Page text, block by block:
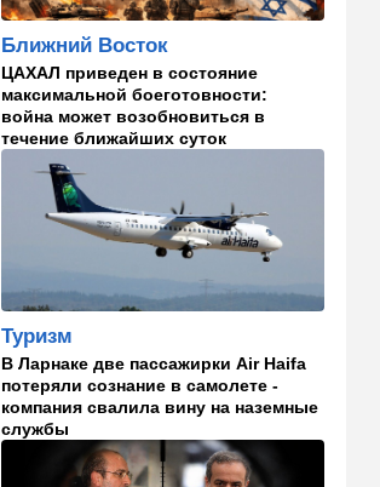
И грянул Грэм: Сенат США
одобрил ужесточение
санкций против России и
Ирана
22:33 Транспорт
Почему Израиль до сих пор
не решил проблему пробок,
несмотря на вложенные
миллиарды
Ближний Восток
Вывести войска: ливанцы
уповают на будущие
израильские выборы
21:45 Мнения
И еще про Иран…
Ближний Восток
ЦАХАЛ приведен в состояние
максимальной боеготовности:
война может возобновиться в
течение ближайших суток
Туризм
В Ларнаке две пассажирки Air Haifa
потеряли сознание в самолете -
компания свалила вину на наземные
службы